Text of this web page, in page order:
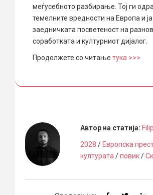
меѓусебното разбирање. Тој ги
темелните вредности на Европа и
заедничката посветеност на
соработката и културниот дијалог.
Продолжете со читање тука >>>
Автор на статија:
2028 / Европска
културата/повик/